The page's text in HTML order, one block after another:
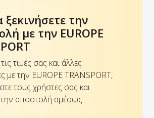
την
με την EUROPE
τιμές σας και άλλες
με την EUROPE TRANSPORT,
τους χρήστες σας και
την αποστολή αμέσως.